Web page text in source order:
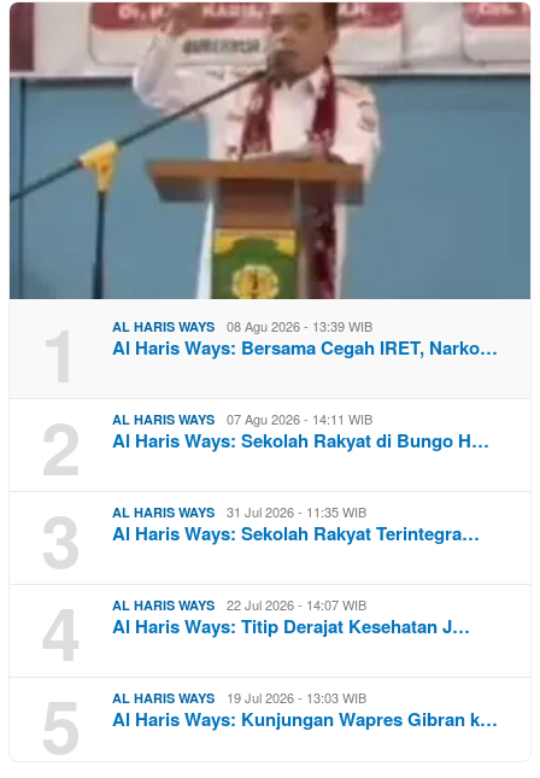
1 AL HARIS WAYS 08 Agu 2026 - 13:39 WIB
Al Haris Ways: Bersama Cegah IRET, Narko…
2 AL HARIS WAYS 07 Agu 2026 - 14:11 WIB
Al Haris Ways: Sekolah Rakyat di Bungo H…
3 AL HARIS WAYS 31 Jul 2026 - 11:35 WIB
Al Haris Ways: Sekolah Rakyat Terintegra…
4 AL HARIS WAYS 22 Jul 2026 - 14:07 WIB
Al Haris Ways: Titip Derajat Kesehatan J…
5 AL HARIS WAYS 19 Jul 2026 - 13:03 WIB
Al Haris Ways: Kunjungan Wapres Gibran k…